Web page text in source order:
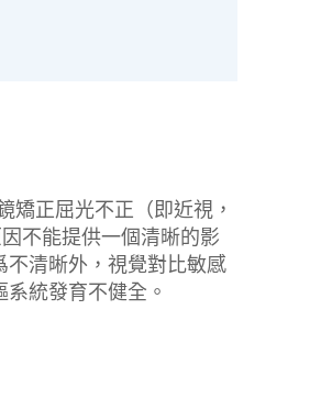
矯正屈光不正（即近視，
不能提供一個清晰的影
不清晰外，視覺對比敏感
統發育不健全。